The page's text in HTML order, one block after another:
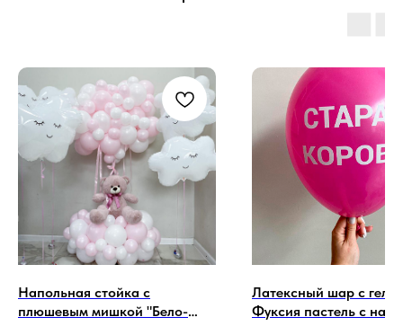
Напольная стойка с
плюшевым мишкой "Бело-
Латексный шар с
Фуксия пастель с